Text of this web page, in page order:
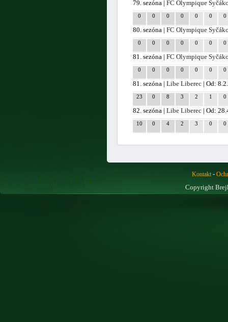
79. sezóna |FC Olympique
0 0 0 0 0 0 0
80. sezóna |FC Olympique
0 0 0 0 0 0 0
81. sezóna |FC Olympique
0 0 0 0 0 0 0
81. sezóna |Libe Liberec | Od:
23 0 8 3 2 1 0
82. sezóna |Libe Liberec | Od:
10 0 4 2 3 0 0
Kontakt-
Copyright